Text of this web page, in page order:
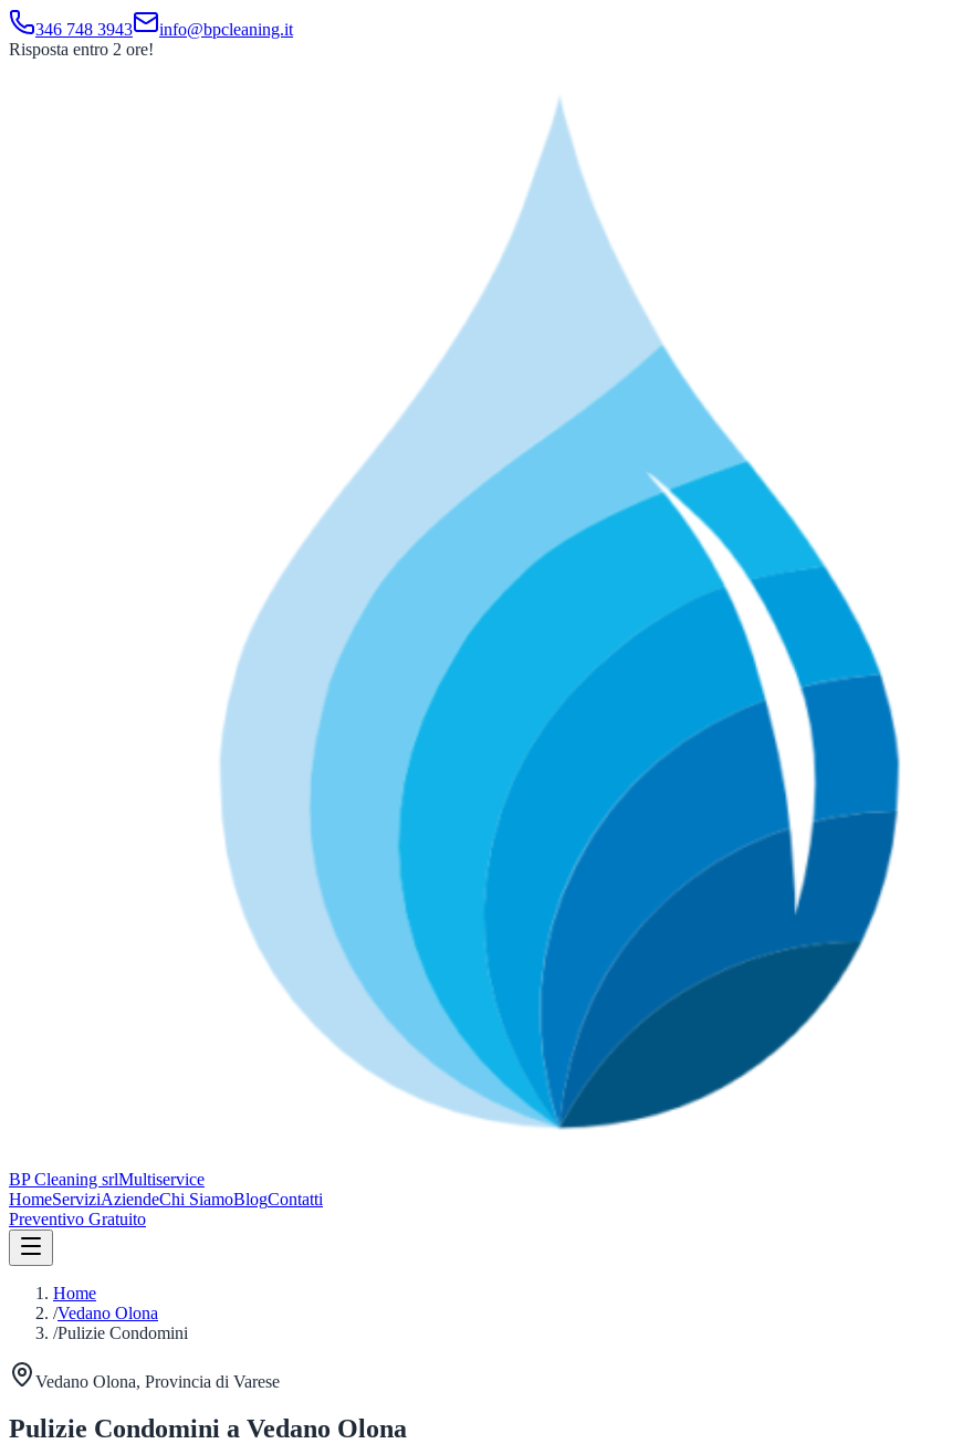
346 748 3943
info@bpcleaning.it
Risposta entro 2 ore!
BP Cleaning srlMultiservice
HomeServiziAziendeChi SiamoBlogContatti
Preventivo Gratuito
Home
/Vedano Olona
/Pulizie Condomini
Vedano Olona, Provincia di Varese
Pulizie Condomini a Vedano Olona